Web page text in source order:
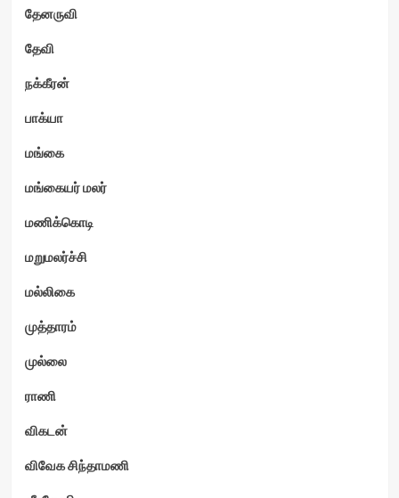
தேனருவி
தேவி
நக்கீரன்
பாக்யா
மங்கை
மங்கையர் மலர்
மணிக்கொடி
மறுமலர்ச்சி
மல்லிகை
முத்தாரம்
முல்லை
ராணி
விகடன்
விவேக சிந்தாமணி